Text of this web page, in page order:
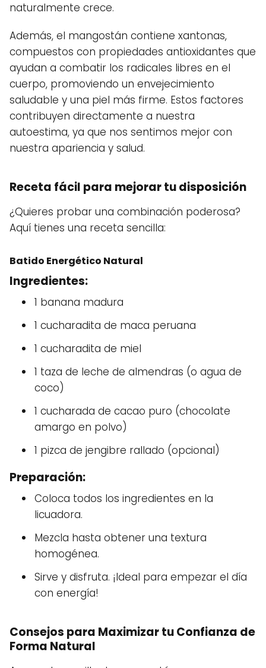
naturalmente crece.
Además, el mangostán contiene xantonas,
compuestos con propiedades antioxidantes que
ayudan a combatir los radicales libres en el
cuerpo, promoviendo un envejecimiento
saludable y una piel más firme. Estos factores
contribuyen directamente a nuestra
autoestima, ya que nos sentimos mejor con
nuestra apariencia y salud.
Receta fácil para mejorar tu disposición
¿Quieres probar una combinación poderosa?
Aquí tienes una receta sencilla:
Batido Energético Natural
Ingredientes:
1 banana madura
1 cucharadita de maca peruana
1 cucharadita de miel
1 taza de leche de almendras (o agua de
coco)
1 cucharada de cacao puro (chocolate
amargo en polvo)
1 pizca de jengibre rallado (opcional)
Preparación:
Coloca todos los ingredientes en la
licuadora.
Mezcla hasta obtener una textura
homogénea.
Sirve y disfruta. ¡Ideal para empezar el día
con energía!
Consejos para Maximizar tu Confianza de
Forma Natural